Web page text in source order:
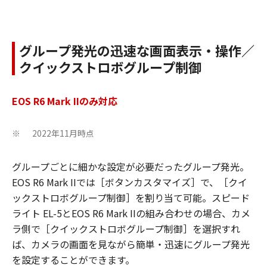
グループ発光の迅速な画面表示・操作／
クイックストロボグループ制御
EOS R6 Mark IIのみ対応
※ 2022年11月時点
グループごとに細かな設定が必要だったグループ発光。
EOS R6 Mark IIでは［ボタンカスタマイズ］で、［クイ
ックストロボグループ制御］を割り当て可能。スピード
ライト EL-5とEOS R6 Mark IIの組み合わせの場合、カメ
ラ側で［クイックストロボグループ制御］を選択すれ
ば、カメラの画面を見ながら簡単・迅速にグループ発光
を設定することができます。